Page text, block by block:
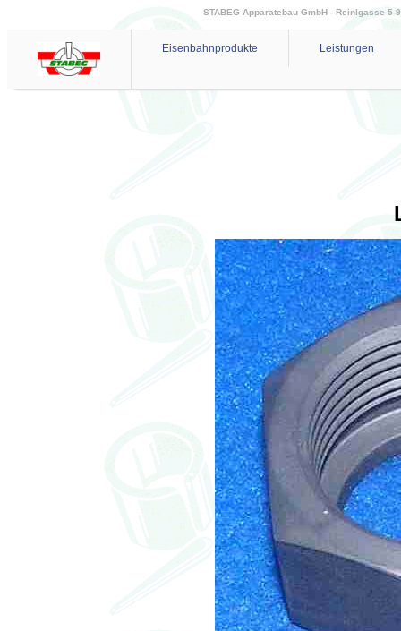
STABEG Apparatebau GmbH - Reinlgasse 5-
Eisenbahnprodukte Leistungen